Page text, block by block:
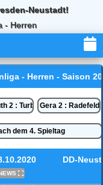
Neustadt!
- Herren
- Herren - Saison
2 : Turbine DDGera 2 : Radefeld
dem 4. Spieltag
DD-